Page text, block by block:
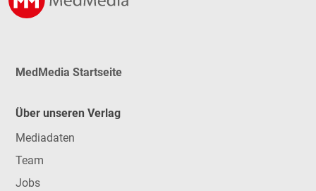
MedMedia Startseite
Über unseren Verlag
Mediadaten
Team
Jobs